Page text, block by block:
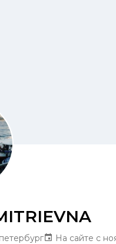
На сайте с